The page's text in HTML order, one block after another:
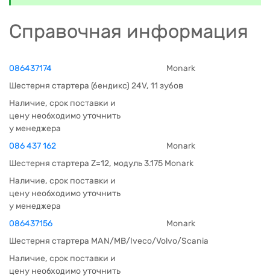
Справочная информация
086437174
Monark
Шестерня стартера (бендикс) 24V, 11 зубов
Наличие, срок поставки и
цену необходимо уточнить
у менеджера
086 437 162
Monark
Шестерня стартера Z=12, модуль 3.175 Monark
Наличие, срок поставки и
цену необходимо уточнить
у менеджера
086437156
Monark
Шестерня стартера MAN/MB/Iveco/Volvo/Scania
Наличие, срок поставки и
цену необходимо уточнить